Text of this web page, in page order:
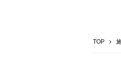
TOP